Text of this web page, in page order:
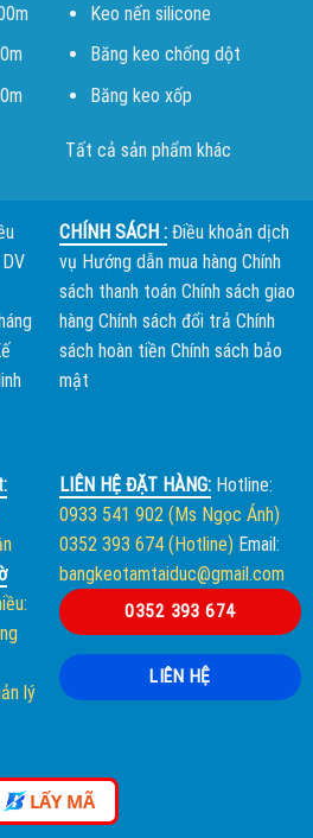
Keo nến silicone
Băng keo chống dột
Băng keo xốp
Tất cả sản phẩm khác
CHÍNH SÁCH : Điều khoản dịch
vụ Hướng dẫn mua hàng Chính
sách thanh toán Chính sách giao
hàng Chính sách đổi trả Chính
sách hoàn tiền Chính sách bảo
mật
lý
LIÊN HỆ ĐẶT HÀNG:Hotline:
0933 541 902 (Ms Ngọc Ánh)
0352 393 674 (Hotline) Email:
bangkeotamtaiduc@gmail.com
0352 393 674
LIÊN HỆ
LẤY MÃ